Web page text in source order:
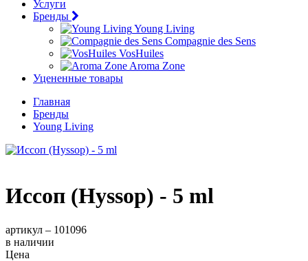
Услуги
Бренды
Young Living
Compagnie des Sens
VosHuiles
Aroma Zone
Уцененные товары
Главная
Бренды
Young Living
Иссоп (Hyssop) - 5 ml
артикул – 101096
в наличии
Цена